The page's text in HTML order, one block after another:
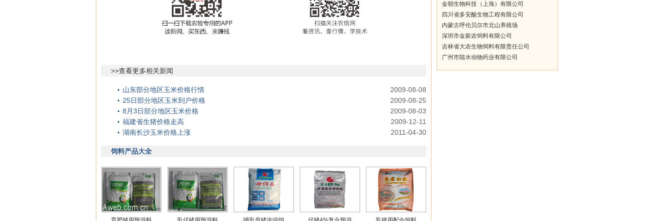
>>查看更多相关新闻
山东部分地区玉米价格行情
2009-08-08
25日部分地区玉米到户价格
2009-08-25
8月3日部分地区玉米价格
2009-08-03
福建省生猪价格走高
2009-12-11
湖南长沙玉米价格上涨
2011-04-30
饲料产品大全
金朝生物科技（上海）有限公司
四川省多安酸生物工程有限公司
内蒙古呼伦贝尔市北山养殖场
深圳市金新农饲料有限公司
吉林省大农生物饲料有限责任公司
广州市陆水动物药业有限公司